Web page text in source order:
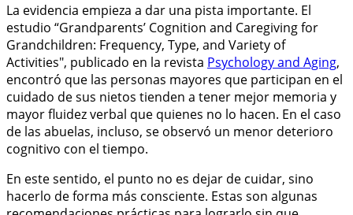
La evidencia empieza a dar una pista importante. El
estudio “Grandparents’ Cognition and Caregiving for
Grandchildren: Frequency, Type, and Variety of
Activities", publicado en la revista Psychology and Aging,
encontró que las personas mayores que participan en el
cuidado de sus nietos tienden a tener mejor memoria y
mayor fluidez verbal que quienes no lo hacen. En el caso
de las abuelas, incluso, se observó un menor deterioro
cognitivo con el tiempo.
En este sentido, el punto no es dejar de cuidar, sino
hacerlo de forma más consciente. Estas son algunas